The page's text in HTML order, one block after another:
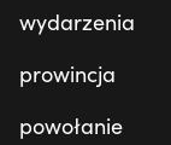
wydarzenia
prowincja
powołanie